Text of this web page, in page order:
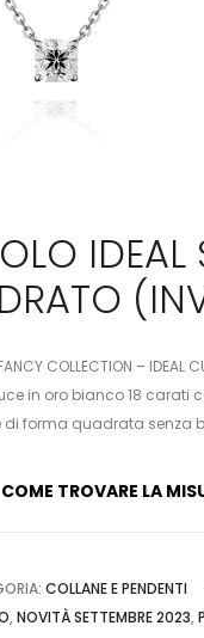
IDEAL
COLLECTION – IDEAL
in oro bianco 18 carati
di forma quadrata senza
COME TROVARE LA
COLLANE E PENDENTI
, NOVITÀ SETTEMBRE 2023,